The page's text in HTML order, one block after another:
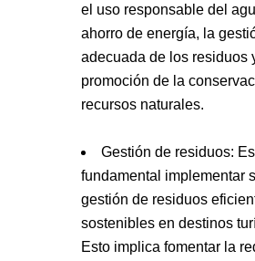
el uso responsable del
ahorro de energía, la
adecuada de los residuos
promoción de la
recursos naturales.
Gestión de residuos: Es
fundamental implementar
gestión de residuos
sostenibles en destinos
Esto implica fomentar la